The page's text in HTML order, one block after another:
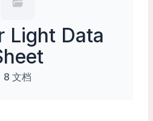
Light Data
8 文档